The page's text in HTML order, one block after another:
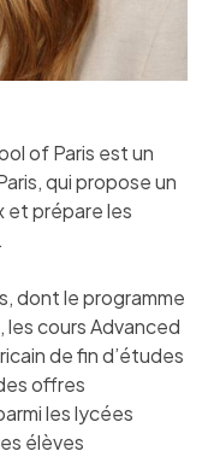
of Paris est un
qui propose un
et prépare les
dont le programme
cours Advanced
de fin d’études
offres
les lycées
élèves